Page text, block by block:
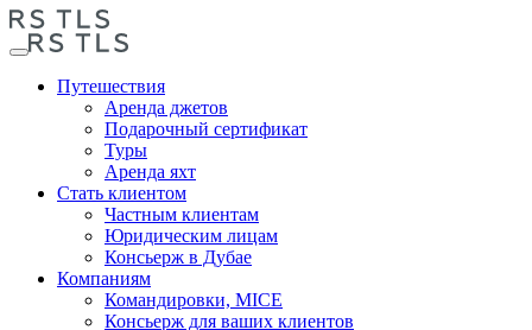
Путешествия
Аренда джетов
Подарочный сертификат
Туры
Аренда яхт
Стать клиентом
Частным клиентам
Юридическим лицам
Консьерж в Дубае
Компаниям
Командировки, MICE
Консьерж для ваших клиентов